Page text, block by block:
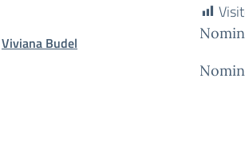
Viviana Budel